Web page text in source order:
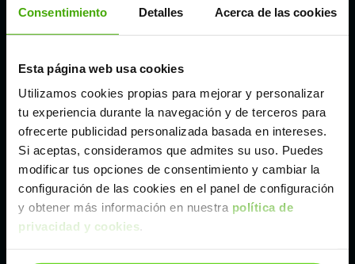
Consentimiento Detalles Acerca de las cookies
Esta página web usa cookies
Utilizamos cookies propias para mejorar y personalizar
tu experiencia durante la navegación y de terceros para
ofrecerte publicidad personalizada basada en intereses.
Si aceptas, consideramos que admites su uso. Puedes
modificar tus opciones de consentimiento y cambiar la
configuración de las cookies en el panel de configuración
y obtener más información en nuestra política de
privacidad y cookies.
Málaga
Valencia
Zaragoza